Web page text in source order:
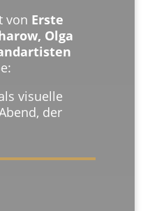
von Erste
Olga
visuelle
der